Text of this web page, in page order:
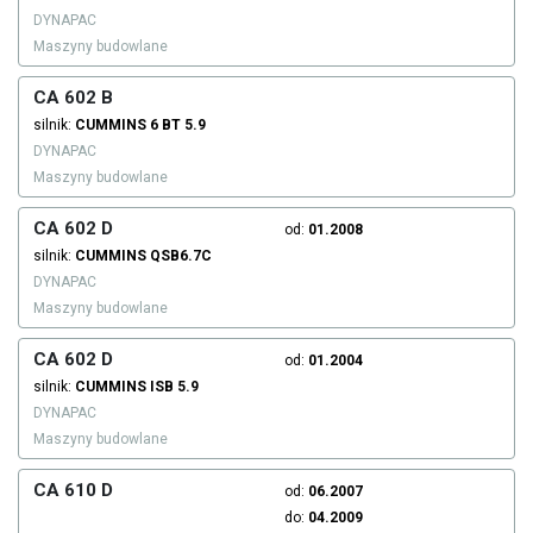
DYNAPAC
Maszyny budowlane
CA 602 B
silnik: CUMMINS 6 BT 5.9
DYNAPAC
Maszyny budowlane
CA 602 D od: 01.2008
silnik: CUMMINS QSB6.7C
DYNAPAC
Maszyny budowlane
CA 602 D od: 01.2004
silnik: CUMMINS ISB 5.9
DYNAPAC
Maszyny budowlane
CA 610 D od: 06.2007
do: 04.2009